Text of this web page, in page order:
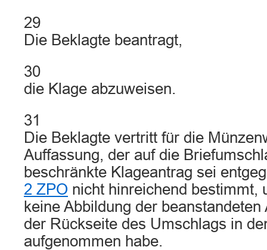
29
Die Beklagte beantragt,
30
die Klage abzuweisen.
31
Die Beklagte vertritt für die
Auffassung, der auf die
beschränkte Klageantrag sei
2 ZPO nicht hinreichend bestimmt,
keine Abbildung der
der Rückseite des Umschlags in
aufgenommen habe.